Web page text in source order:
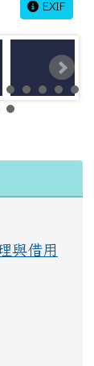
EXIF
與借用